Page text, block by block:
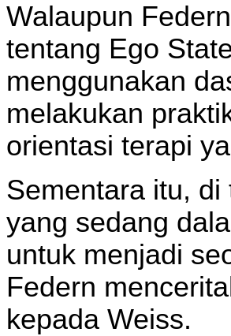
Walaupun
tentang Ego
menggunakan
melakukan
orientasi terapi
Sementara itu,
yang sedang
untuk menjadi
Federn
kepada Weiss.